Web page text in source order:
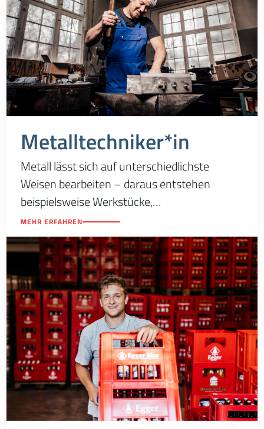
Metalltechniker*in
Metall lässt sich auf unterschiedlichste
Weisen bearbeiten – daraus entstehen
beispielsweise Werkstücke,
Maschinenabdeckungen usw. So vielfältig wie
die Bearbeitungsmöglichkeiten sind, so breit
ist auch die Auswahl an Lehrmodulen.
MEHR ERFAHREN